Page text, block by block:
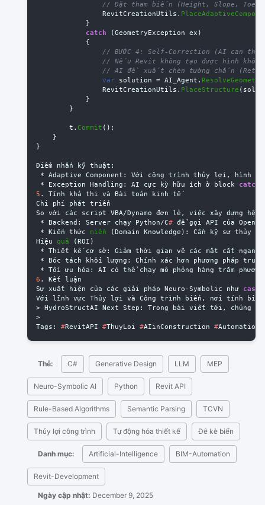
// Đặt tham biến (Height, Slope, Toe
RevitCreationUtils .
}
catch
(GeometryException ex )
{
// BƯỚC 4: Self-Correction (AI can
// Nếu Revit không tạo được hình
// AI đề xuất chèn tường chắn
var
solution = AI_Agent .
RevitCreationUtils . PlaceStructure (
}
}
t . Commit ();
}
}
Điểm nhấn kỹ thuật :
*
Adaptive Component : Với công trình thủy lợi , hình
*
Exception Handling : AI cực kỳ hữu ích ở block catch
5 . Tính khả thi và Bài toán kinh
tế
Chi
phí phát
triển
So
với các script VBA/Dynamo đơn lẻ , việc xây dựng hệ
*
Backend : Server chạy Python/C# để gọi API của OpenAI
*
Kiến thức miền (Domain Knowledge ): Cần kỹ sư thủy
Hiệu
quả (ROI )
*
Thiết kế cơ sở: Giảm thời gian vẽ các mặt cắt ngang
*
Bóc tách khối lượng : Chính xác hơn phương pháp
trung
*
Tối ưu hóa : AI có thể chạy mô phỏng hàng trăm
phương
6 . Kết
luận
Sự xuất hiện của các giải pháp Neuro -Symbolic như case
Với
lĩnh vực Thủy lợi và Công trình biển , nơi tính
biến
> HydroStructAI Next Step : Trong bài viết tới , chúng
>
Tags : #RevitAPI #ThuyLoi #AIinConstruction #Automation
Thẻ: C# Generative Design LLM MEP
Neuro-Symbolic AI Python Revit API
Rule-Based Algorithms Semantic Parsing TCVN
Thủy lợi công trình Tự động hóa thiết kế Đê kè biển
Danh mục: Artificial-Intelligence BIM-Automation
Revit-Development
Ngày cập nhật: December 9, 2025